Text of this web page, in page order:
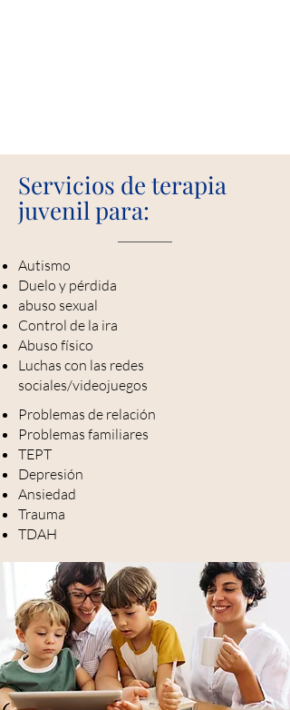
Servicios de terapia
juvenil para:
Autismo
Duelo y pérdida
abuso sexual
Control de la ira
Abuso físico
Luchas con las redes
sociales/videojuegos
Problemas de relación
Problemas familiares
TEPT
Depresión
Ansiedad
Trauma
TDAH